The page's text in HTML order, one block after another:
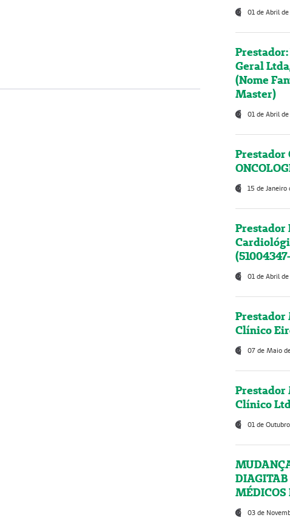
01 de Abril
Geral
(Nome
Master)
01 de Abril
Prestador
15 de Janeiro
Prestador
01 de Abril
Prestador
Clínico
07 de Maio
Prestador
Clínico
01 de
DIAGITAB
03 de